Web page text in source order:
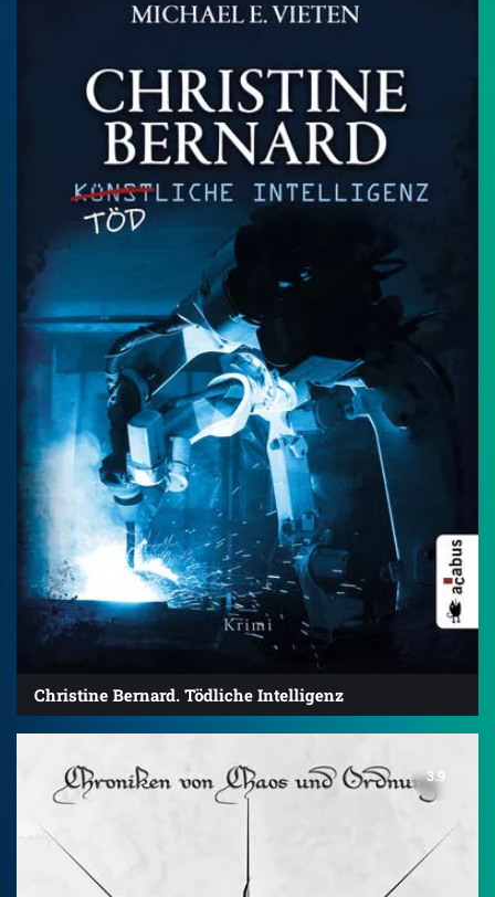
Christine Bernard. Tödliche Intelligenz
3.9